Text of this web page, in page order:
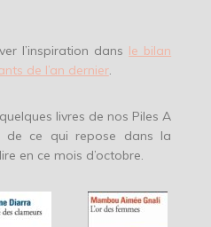
l’inspiration dans le bilan
de l’an dernier.
livres de nos Piles A
de ce qui repose dans la
en ce mois d’octobre.